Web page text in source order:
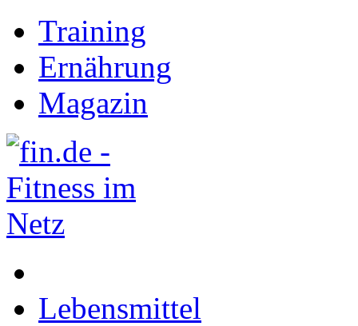
Training
Ernährung
Magazin
Lebensmittel